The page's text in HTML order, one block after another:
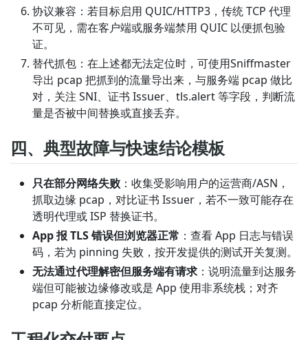
协议兼容：若目标启用 QUIC/HTTP3，传统 TCP 代理
不可见，需在客户端或服务端禁用 QUIC 以便抓包验
证。
替代抓包：在上述都无法定位时，可使用Sniffmaster
导出 pcap 把抓到的流量导出来，与服务端 pcap 做比
对，关注 SNI、证书 Issuer、tls.alert 等字段，判断流
量是否被中间替换或直接丢弃。
四、典型故障与快速结论模板
只在部分网络失败 ：收集受影响用户的运营商/ASN，
抓取边缘 pcap，对比证书 Issuer，若不一致可能存在
透明代理或 ISP 替换证书。
App 报 TLS 错误但浏览器正常 ：查看 App 日志与错误
码，若为 pinning 失败，按开发提供的测试开关复测。
无法通过代理解密但服务端有请求 ：说明流量到达服务
端但可能被边缘修改或是 App 使用非系统栈；对齐
pcap 分析能直接定位。